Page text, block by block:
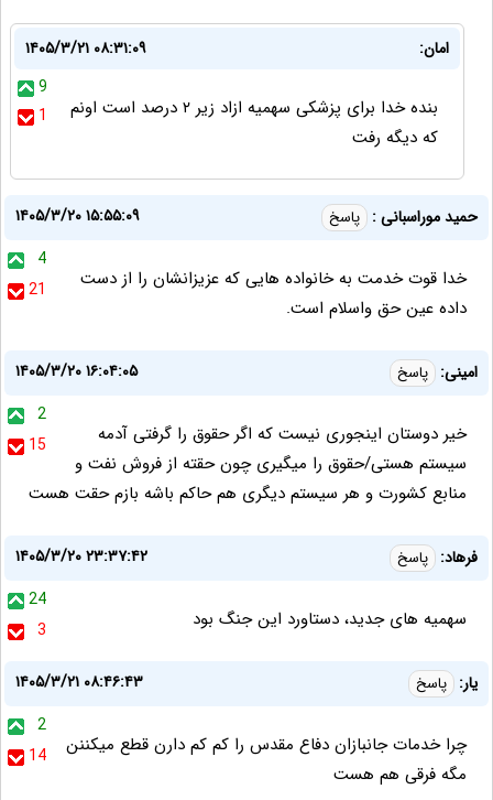
امان:
۱۴۰۵/۳/۲۱ ۰۸:۳۱:۰۹
9
1
بنده خدا برای پزشکی سهمیه ازاد زیر ۲ درصد است اونم
که دیگه رفت
حمید موراسبانی : پاسخ
۱۴۰۵/۳/۲۰ ۱۵:۵۵:۰۹
4
21
خدا قوت خدمت به خانواده هایی که عزیزانشان را از دست
داده عین حق واسلام است.
امینی: پاسخ
۱۴۰۵/۳/۲۰ ۱۶:۰۴:۰۵
2
15
خیر دوستان اینجوری نیست که اگر حقوق را گرفتی آدمه
سیستم هستی/حقوق را میگیری چون حقته از فروش نفت و
منابع کشورت و هر سیستم دیگری هم حاکم باشه بازم حقت هست
فرهاد: پاسخ
۱۴۰۵/۳/۲۰ ۲۳:۳۷:۴۲
24
3
سهمیه های جدید، دستاورد این جنگ بود
یار: پاسخ
۱۴۰۵/۳/۲۱ ۰۸:۴۶:۴۳
2
14
چرا خدمات جانبازان دفاع مقدس را کم کم دارن قطع میکننن
مگه فرقی هم هست